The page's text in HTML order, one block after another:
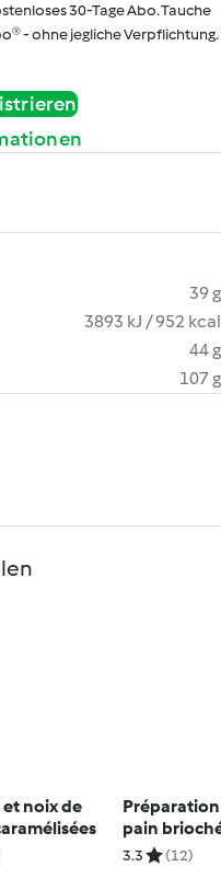
30-Tage Abo. Tauche
- ohne jegliche Verpflichtung.
39 g
3893 kJ / 952 kcal
44 g
107 g
et noix de
pain
3.3 (12)